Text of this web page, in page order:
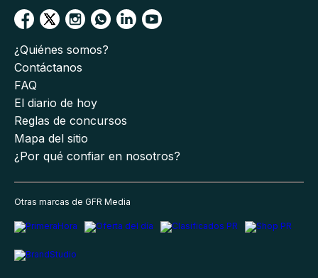
¿Quiénes somos?
Contáctanos
FAQ
El diario de hoy
Reglas de concursos
Mapa del sitio
¿Por qué confiar en nosotros?
Otras marcas de GFR Media